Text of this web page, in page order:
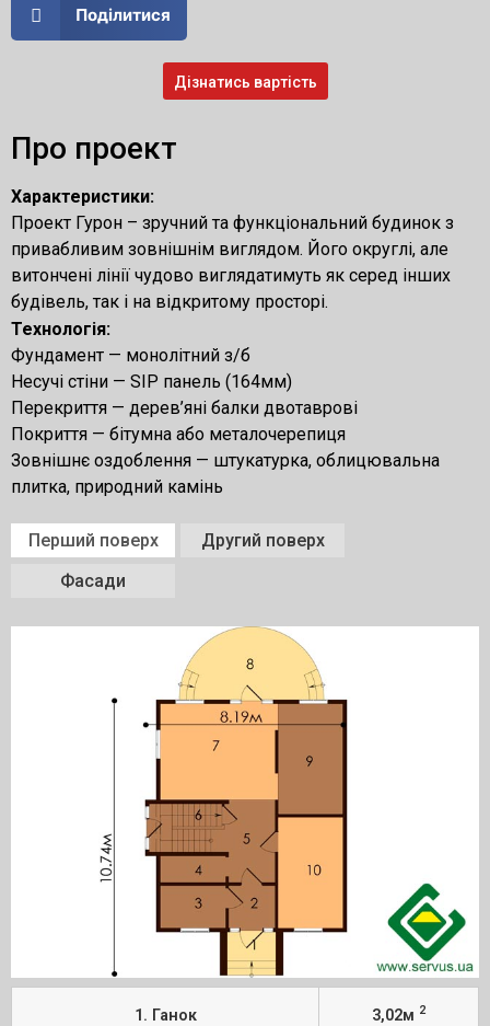
Поділитися
Дізнатись вартість
Про проект
Характеристики:
Проект Гурон – зручний та функціональний будинок з
привабливим зовнішнім виглядом. Його округлі, але
витончені лінії чудово виглядатимуть як серед інших
будівель, так і на відкритому просторі.
Технологія:
Фундамент — монолітний з/б
Несучі стіни — SIP панель (164мм)
Перекриття — дерев’яні балки двотаврові
Покриття — бітумна або металочерепиця
Зовнішнє оздоблення — штукатурка, облицювальна
плитка, природний камінь
Перший поверх
Другий поверх
Фасади
1. Ганок 3,02м 2